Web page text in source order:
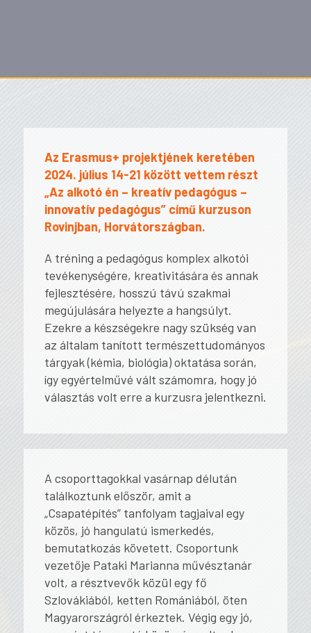
Az Erasmus+ projektjének keretében
2024. július 14-21 között vettem részt
„Az alkotó én – kreatív pedagógus –
innovatív pedagógus” című kurzuson
Rovinjban, Horvátországban.
A tréning a pedagógus komplex alkotói
tevékenységére, kreativitására és annak
fejlesztésére, hosszú távú szakmai
megújulására helyezte a hangsúlyt.
Ezekre a készségekre nagy szükség van
az általam tanított természettudományos
tárgyak (kémia, biológia) oktatása során,
így egyértelművé vált számomra, hogy jó
választás volt erre a kurzusra jelentkezni.
A csoporttagokkal vasárnap délután
találkoztunk először, amit a
„Csapatépítés” tanfolyam tagjaival egy
közös, jó hangulatú ismerkedés,
bemutatkozás követett. Csoportunk
vezetője Pataki Marianna művésztanár
volt, a résztvevők közül egy fő
Szlovákiából, ketten Romániából, öten
Magyarországról érkeztek. Végig egy jó,